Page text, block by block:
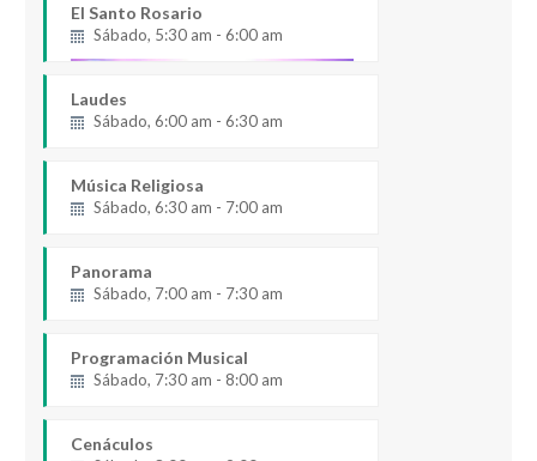
El Santo Rosario
Sábado, 5:30 am - 6:00 am
Laudes
Sábado, 6:00 am - 6:30 am
Música Religiosa
Sábado, 6:30 am - 7:00 am
Panorama
Sábado, 7:00 am - 7:30 am
Programación Musical
Sábado, 7:30 am - 8:00 am
Cenáculos